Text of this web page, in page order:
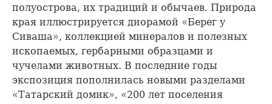
полуострова, их традиций и обычаев. Природа
края иллюстрируется диорамой «Берег у
Сиваша», коллекцией минералов и полезных
ископаемых, гербарными образцами и
чучелами животных. В последние годы
экспозиция пополнилась новыми разделами
«Татарский домик», «200 лет поселения